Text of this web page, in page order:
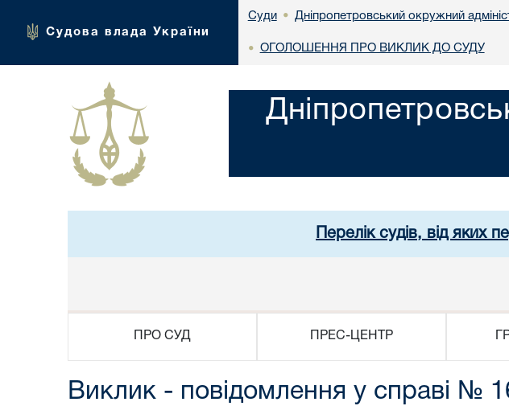
Судова влада України
Суди • Дніпропетровський окружний
• ОГОЛОШЕННЯ ПРО ВИКЛИК ДО СУДУ
Перелік судів, від яких
ПРО СУД ПРЕС-ЦЕНТР
Виклик - повідомлення у справі №